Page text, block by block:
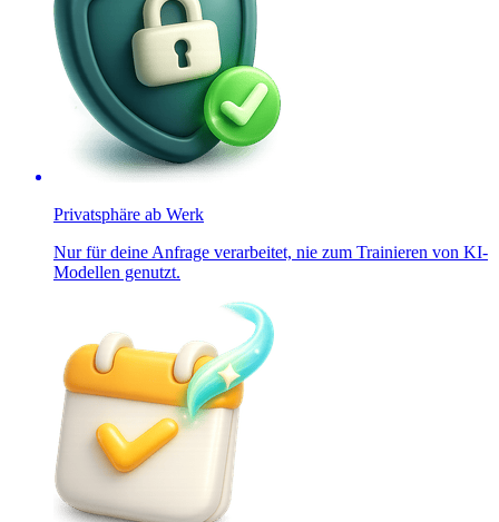
Privatsphäre ab Werk
Nur für deine Anfrage verarbeitet, nie zum Trainieren von KI-
Modellen genutzt.